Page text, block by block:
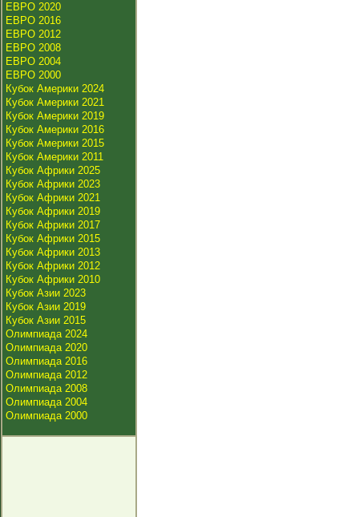
ЕВРО 2020
ЕВРО 2016
ЕВРО 2012
ЕВРО 2008
ЕВРО 2004
ЕВРО 2000
Кубок Америки 2024
Кубок Америки 2021
Кубок Америки 2019
Кубок Америки 2016
Кубок Америки 2015
Кубок Америки 2011
Кубок Африки 2025
Кубок Африки 2023
Кубок Африки 2021
Кубок Африки 2019
Кубок Африки 2017
Кубок Африки 2015
Кубок Африки 2013
Кубок Африки 2012
Кубок Африки 2010
Кубок Азии 2023
Кубок Азии 2019
Кубок Азии 2015
Олимпиада 2024
Олимпиада 2020
Олимпиада 2016
Олимпиада 2012
Олимпиада 2008
Олимпиада 2004
Олимпиада 2000